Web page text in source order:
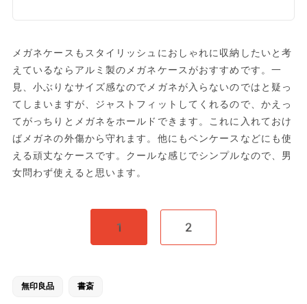
メガネケースもスタイリッシュにおしゃれに収納したいと考
えているならアルミ製のメガネケースがおすすめです。一
見、小ぶりなサイズ感なのでメガネが入らないのではと疑っ
てしまいますが、ジャストフィットしてくれるので、かえっ
てがっちりとメガネをホールドできます。これに入れておけ
ばメガネの外傷から守れます。他にもペンケースなどにも使
える頑丈なケースです。クールな感じでシンプルなので、男
女問わず使えると思います。
1 2
無印良品 書斎